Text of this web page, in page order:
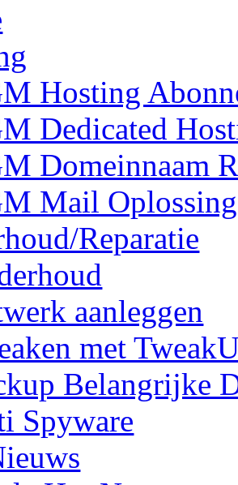
Hosting
Dedicated
Domeinnaam
Mail
Reparatie
aanleggen
met
Belangrijke
Spyware